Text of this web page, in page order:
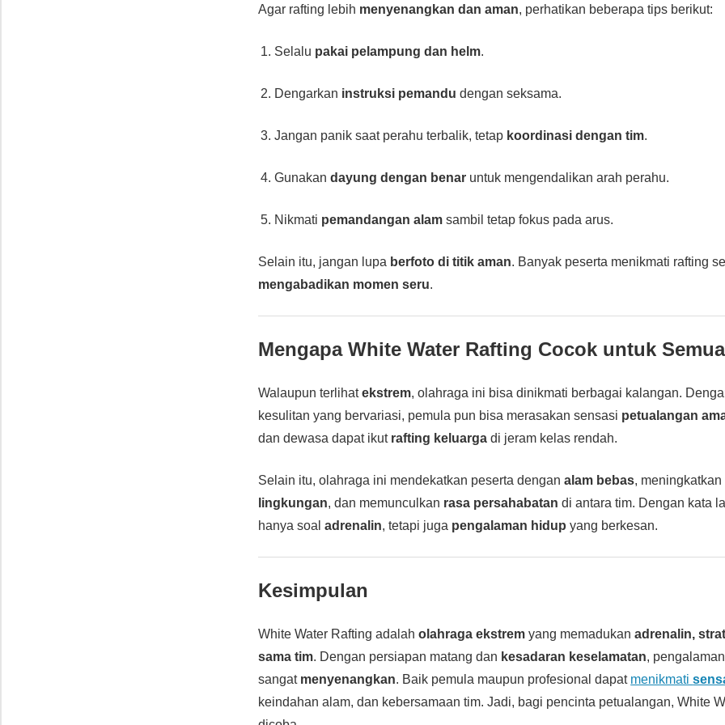
Agar rafting lebih menyenangkan dan aman, perhatikan beberapa tips berikut:
Selalu pakai pelampung dan helm.
Dengarkan instruksi pemandu dengan seksama.
Jangan panik saat perahu terbalik, tetap koordinasi dengan tim.
Gunakandayung dengan benar untuk mengendalikan arah perahu.
Nikmati pemandangan alam sambil tetap fokus pada arus.
Selain itu, jangan lupa berfoto di titik aman. Banyak peserta menikmati rafting
mengabadikan momen seru.
Mengapa White Water Rafting Cocok untuk
Walaupun terlihatekstrem, olahraga ini bisa dinikmati berbagai kalangan.
kesulitan yang bervariasi, pemula pun bisa merasakan sensasi petualangan
dan dewasa dapat ikut rafting keluarga di jeram kelas rendah.
Selain itu, olahraga ini mendekatkan peserta denganalam bebas, meningkatkan
lingkungan, dan memunculkan rasa persahabatan di antara tim. Dengan kata
hanya soaladrenalin, tetapi juga pengalaman hidup yang berkesan.
Kesimpulan
White Water Rafting adalaholahraga ekstrem yang memadukanadrenalin,
sama tim. Dengan persiapan matang dan kesadaran keselamatan,
sangat menyenangkan. Baik pemula maupun profesional dapat menikmati
keindahan alam, dan kebersamaan tim. Jadi, bagi pencinta petualangan, White